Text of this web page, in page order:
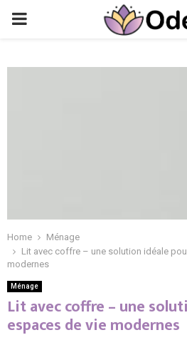
PRIMARY
Home
Ménage
Lit avec coffre – une solution idéale
modernes
Ménage
Lit avec coffre – une
espaces de vie modernes